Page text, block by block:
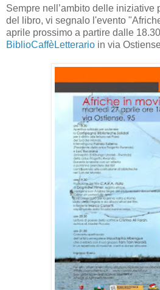
Sempre nell’ambito delle iniziative
del libro, vi segnalo l'evento
aprile prossimo a partire dalle
BiblioCaffèLetterario in via